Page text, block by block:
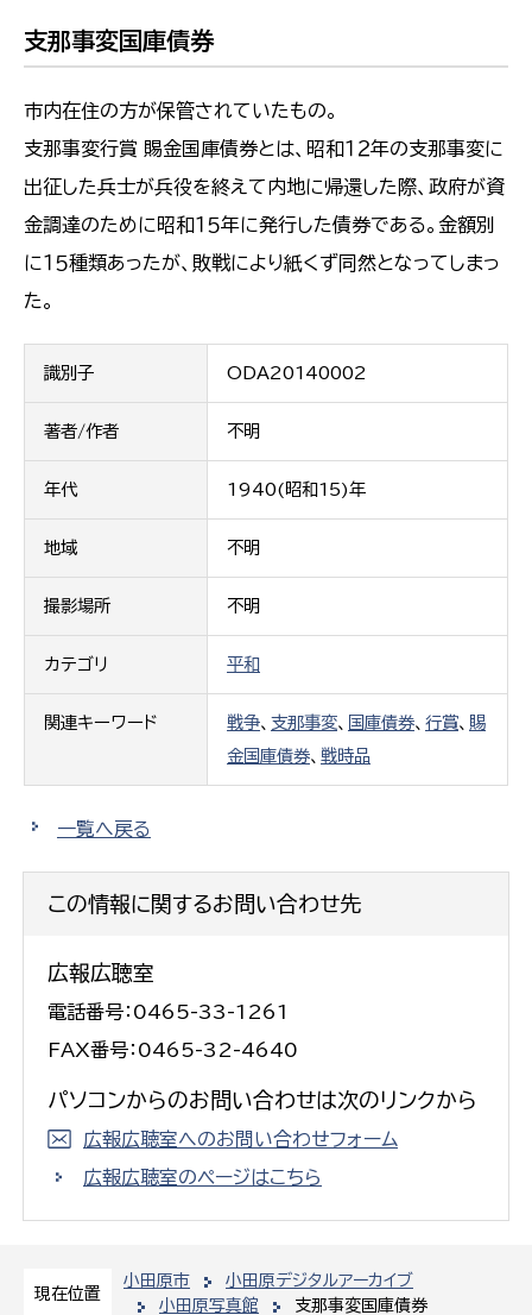
現在位置
小田原市
小田原デジタルアーカイブ
小田原写真館
支那事変国庫債券
支那事変国庫債券
市内在住の方が保管されていたもの。
支那事変行賞 賜金国庫債券とは、昭和１２年の支那事変に
出征した兵士が兵役を終えて内地に帰還した際、政府が資
金調達のために昭和１５年に発行した債券である。金額別
に１５種類あったが、敗戦により紙くず同然となってしまっ
た。
識別子 ODA20140002
著者/作者 不明
年代 1940(昭和15)年
地域 不明
撮影場所 不明
カテゴリ 平和
関連キーワード 戦争、 支那事変、 国庫債券、 行賞、 賜
金国庫債券、 戦時品
一覧へ戻る
この情報に関するお問い合わせ先
広報広聴室
電話番号：0465-33-1261
FAX番号：0465-32-4640
パソコンからのお問い合わせは次のリンクから
広報広聴室へのお問い合わせフォーム
広報広聴室のページはこちら